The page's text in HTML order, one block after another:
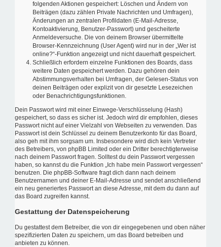
folgenden Aktionen gespeichert: Löschen und Ändern von
Beiträgen (dazu zählen Private Nachrichten und Umfragen),
Änderungen an zentralen Profildaten (E-Mail-Adresse,
Kontoaktivierung, Benutzer-Passwort) und gescheiterte
Anmeldeversuche. Die von deinem Browser übermittelte
Browser-Kennzeichnung (User Agent) wird nur in der „Wer ist
online?“-Funktion angezeigt und nicht dauerhaft gespeichert.
Schließlich erfordern einzelne Funktionen des Boards, dass
weitere Daten gespeichert werden. Dazu gehören dein
Abstimmungsverhalten bei Umfragen, der Gelesen-Status von
deinen Beiträgen oder explizit von dir gesetzte Lesezeichen
oder Benachrichtigungsfunktionen.
Dein Passwort wird mit einer Einwege-Verschlüsselung (Hash)
gespeichert, so dass es sicher ist. Jedoch wird dir empfohlen, dieses
Passwort nicht auf einer Vielzahl von Webseiten zu verwenden. Das
Passwort ist dein Schlüssel zu deinem Benutzerkonto für das Board,
also geh mit ihm sorgsam um. Insbesondere wird dich kein Vertreter
des Betreibers, von phpBB Limited oder ein Dritter berechtigterweise
nach deinem Passwort fragen. Solltest du dein Passwort vergessen
haben, so kannst du die Funktion „Ich habe mein Passwort vergessen“
benutzen. Die phpBB-Software fragt dich dann nach deinem
Benutzernamen und deiner E-Mail-Adresse und sendet anschließend
ein neu generiertes Passwort an diese Adresse, mit dem du dann auf
das Board zugreifen kannst.
Gestattung der Datenspeicherung
Du gestattest dem Betreiber, die von dir eingegebenen und oben näher
spezifizierten Daten zu speichern, um das Board betreiben und
anbieten zu können.